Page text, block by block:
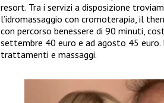
resort. Tra i servizi a disposizione
l’idromassaggio con cromoterapia, il
con percorso benessere di 90 minuti,
settembre 40 euro e ad agosto 45 euro.
trattamenti e massaggi.